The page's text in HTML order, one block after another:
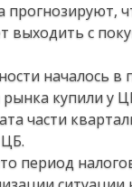
выходить с
началось
рынка купили
части
период